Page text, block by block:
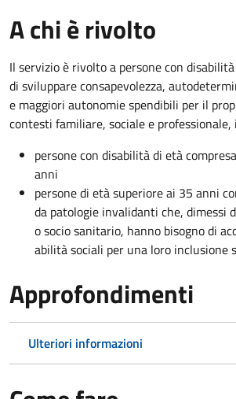
A chi è rivolto
Il servizio è rivolto a persone con
di sviluppare consapevolezza,
e maggiori autonomie spendibili per il
contesti familiare, sociale e
persone con disabilità di età
anni
persone di età superiore ai 35 anni
da patologie invalidanti che, dimessi
o socio sanitario, hanno bisogno di
abilità sociali per una loro inclusione
Approfondimenti
Ulteriori informazioni